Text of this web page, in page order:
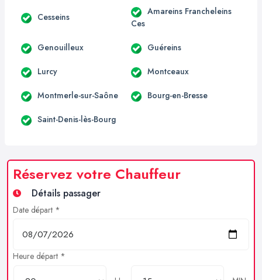
Cesseins
Amareins Francheleins
Ces
Genouilleux Guéreins
Lurcy Montceaux
Montmerle-sur-Saône Bourg-en-Bresse
Saint-Denis-lès-Bourg
Réservez votre Chauffeur
Détails passager
Date départ *
Heure départ *